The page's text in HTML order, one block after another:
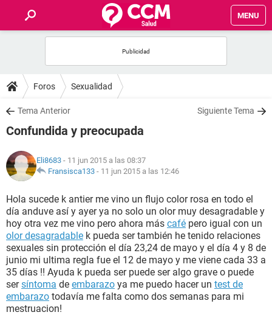
MENU
FOROS
SALUD
NUTRICIÓN
BIENESTAR
SEXUALIDAD
GLOSARIO
Foros Sexualidad
Tema Anterior Siguiente Tema
Confundida y preocupada
Eli8683 - 11 jun 2015 a las 08:37
Fransisca133 - 11 jun 2015 a las 12:46
Hola sucede k antier me vino un flujo color rosa en todo el
día anduve así y ayer ya no solo un olor muy desagradable y
hoy otra vez me vino pero ahora más café pero igual con un
olor desagradable k pueda ser también he tenido relaciones
sexuales sin protección el día 23,24 de mayo y el día 4 y 8 de
junio mi ultima regla fue el 12 de mayo y me viene cada 33 a
35 días !! Ayuda k pueda ser puede ser algo grave o puede
sersíntoma de embarazo ya me puedo hacer un test de
embarazo todavía me falta como dos semanas para mi
mestruacion!